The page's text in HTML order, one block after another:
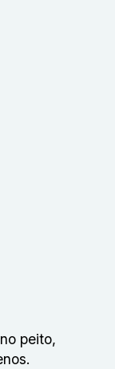
peito,